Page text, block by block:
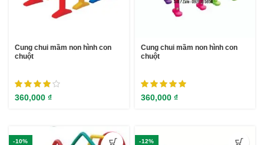
Cung chui mầm non hình con
chuột
360,000 ₫
Cung chui mầm non hình con
chuột
360,000 ₫
-10% -12%